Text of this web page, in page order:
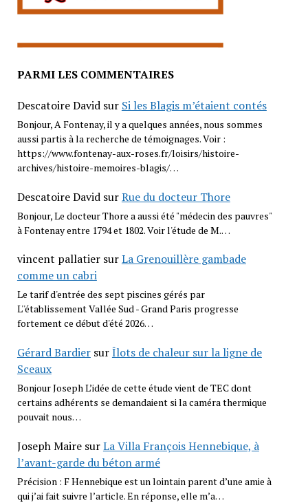
PARMI LES COMMENTAIRES
Descatoire Davidsur Si les Blagis m’étaient contés
Bonjour, A Fontenay, il y a quelques années, nous sommes
aussi partis à la recherche de témoignages. Voir :
https://www.fontenay-aux-roses.fr/loisirs/histoire-
archives/histoire-memoires-blagis/…
Descatoire DavidsurRue du docteur Thore
Bonjour, Le docteur Thore a aussi été "médecin des pauvres"
à Fontenay entre 1794 et 1802. Voir l'étude de M.…
vincent pallatiersurLa Grenouillère gambade
comme un cabri
Le tarif d'entrée des sept piscines gérés par
L''établissement Vallée Sud - Grand Paris progresse
fortement ce début d'été 2026…
Gérard BardiersurÎlots de chaleur sur la ligne de
Sceaux
Bonjour Joseph L’idée de cette étude vient de TEC dont
certains adhérents se demandaient si la caméra thermique
pouvait nous…
Joseph MairesurLa Villa François Hennebique, à
l’avant-garde du béton armé
Précision : F Hennebique est un lointain parent d’une amie à
qui j’ai fait suivre l’article. En réponse, elle m’a…